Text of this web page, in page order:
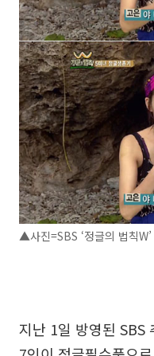
▲사진=SBS ‘정글의 법칙
지난 1일 방영된 SBS